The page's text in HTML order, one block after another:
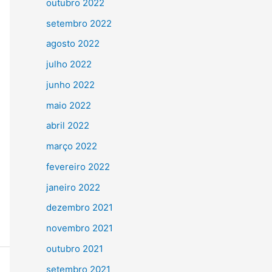
outubro 2022
setembro 2022
agosto 2022
julho 2022
junho 2022
maio 2022
abril 2022
março 2022
fevereiro 2022
janeiro 2022
dezembro 2021
novembro 2021
outubro 2021
setembro 2021